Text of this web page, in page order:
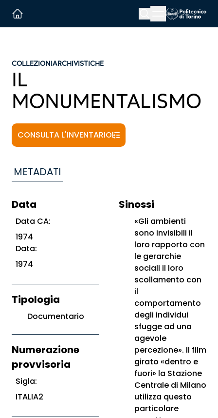
Menu button
COLLEZIONIARCHIVISTICHE
IL
MONUMENTALISMO
CONSULTA L'INVENTARIO
METADATI
Data
Data CA:
1974
Data:
1974
Tipologia
Documentario
Numerazione
provvisoria
Sigla:
ITALIA2
Sinossi
«Gli ambienti
sono invisibili il
loro rapporto con
le gerarchie
sociali il loro
scollamento con
il
comportamento
degli individui
sfugge ad una
agevole
percezione». Il film
girato «dentro e
fuori» la Stazione
Centrale di Milano
utilizza questo
particolare